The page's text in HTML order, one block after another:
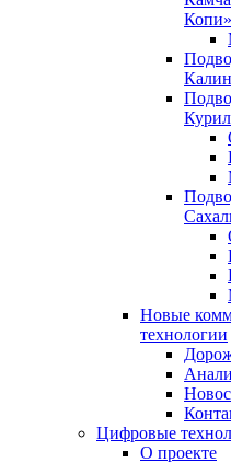
Копи»
Новые
технологии
Цифровые
О проекте